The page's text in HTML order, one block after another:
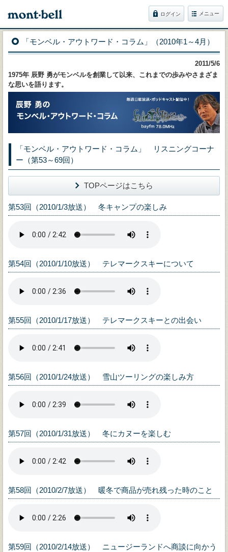
ログイン メニュー
「モンベル・アウトワード・コラム」（2010年1～4月）
2011/5/6
1975年 辰野 勇がモンベルを創業して以来、これまでの歩みやさまざま
な思いを語ります。
「モンベル・アウトワード・コラム」 リスニングコーナ
ー（第53～69回）
TOPページはこちら
第53回（2010/1/3放送） 冬キャンプの楽しみ
第54回（2010/1/10放送） テレマークスキーについて
第55回（2010/1/17放送） テレマークスキーとの出会い
第56回（2010/1/24放送） 雪山ツーリングの楽しみ方
第57回（2010/1/31放送） 冬にカヌーを楽しむ
第58回（2010/2/7放送） 暖冬で商品が売れ残った時のこと
第59回（2010/2/14放送） ニュージーランドへ商談に向かう